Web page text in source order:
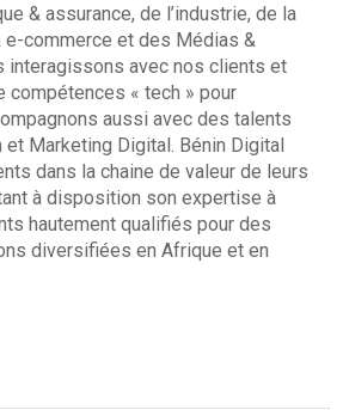
& assurance, de l’industrie, de la
e-commerce et des Médias &
interagissons avec nos clients et
compétences « tech » pour
aussi avec des talents
et Marketing Digital. Bénin Digital
dans la chaine de valeur de leurs
à disposition son expertise à
hautement qualifiés pour des
diversifiées en Afrique et en